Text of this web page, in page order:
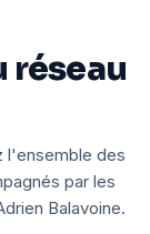
réseau
l'ensemble des
par les
Balavoine.